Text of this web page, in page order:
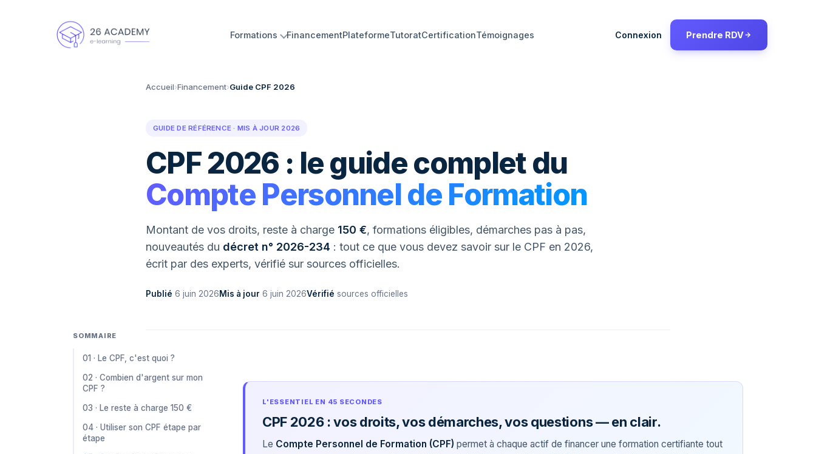
Formations FinancementPlateformeTutoratCertificationTémoignages Connexion Prendre RDV
Accueil›Financement›Guide CPF 2026
GUIDE DE RÉFÉRENCE · MIS À JOUR 2026
CPF 2026 : le guide complet du
Compte Personnel de Formation
Montant de vos droits, reste à charge 150 €, formations éligibles, démarches pas à pas,
nouveautés du décret n° 2026-234 : tout ce que vous devez savoir sur le CPF en 2026,
écrit par des experts, vérifié sur sources officielles.
Publié 6 juin 2026Mis à jour 6 juin 2026Vérifié sources officielles
SOMMAIRE
01 · Le CPF, c'est quoi ?
02 · Combien d'argent sur mon
CPF ?
03 · Le reste à charge 150 €
04 · Utiliser son CPF étape par
étape
L'ESSENTIEL EN 45 SECONDES
CPF 2026 : vos droits, vos démarches, vos questions — en clair.
Le Compte Personnel de Formation (CPF) permet à chaque actif de financer une formation certifiante tout